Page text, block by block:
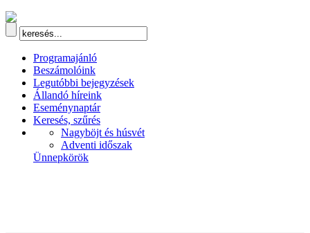
Programajánló
Beszámolóink
Legutóbbi bejegyzések
Állandó híreink
Eseménynaptár
Keresés, szűrés
Nagyböjt és húsvét
Adventi időszak
Ünnepkörök